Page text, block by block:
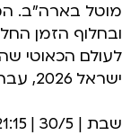
מוטל בארה"ב.
ובחלוף הזמן
לעולם הכאוטי
ישראל 2026, עברית | 62 דקות
שבת | 30/5 | 21:15 | סינ' 3